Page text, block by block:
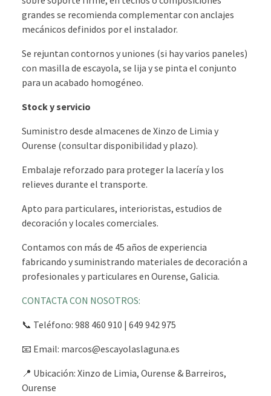
grandes se recomienda complementar con anclajes
mecánicos definidos por el instalador.
Se rejuntan contornos y uniones (si hay varios paneles)
con masilla de escayola, se lija y se pinta el conjunto
para un acabado homogéneo.
Stock y servicio
Suministro desde almacenes de Xinzo de Limia y
Ourense (consultar disponibilidad y plazo).
Embalaje reforzado para proteger la lacería y los
relieves durante el transporte.
Apto para particulares, interioristas, estudios de
decoración y locales comerciales.
Contamos con más de 45 años de experiencia
fabricando y suministrando materiales de decoración a
profesionales y particulares en Ourense, Galicia.
CONTACTA CON NOSOTROS:
📞 Teléfono: 988 460 910 | 649 942 975
📧 Email: marcos@escayolaslaguna.es
📍 Ubicación: Xinzo de Limia, Ourense & Barreiros,
Ourense